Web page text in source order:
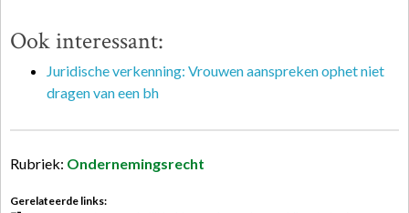
Ook interessant:
Juridische verkenning: Vrouwen aanspreken ophet niet
dragen van een bh
Rubriek: Ondernemingsrecht
Gerelateerde links: